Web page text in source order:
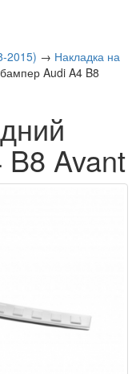
2015) → Накладка на
Audi A4 B8
Avant